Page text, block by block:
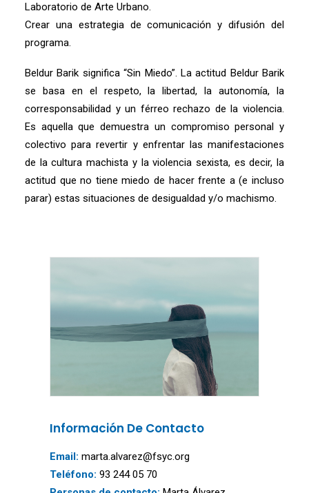
Laboratorio de Arte Urbano.
Crear una estrategia de comunicación y difusión del
programa.
Beldur Barik significa “Sin Miedo”. La actitud Beldur Barik
se basa en el respeto, la libertad, la autonomía, la
corresponsabilidad y un férreo rechazo de la violencia.
Es aquella que demuestra un compromiso personal y
colectivo para revertir y enfrentar las manifestaciones
de la cultura machista y la violencia sexista, es decir, la
actitud que no tiene miedo de hacer frente a (e incluso
parar) estas situaciones de desigualdad y/o machismo.
Información De Contacto
Email: marta.alvarez@fsyc.org
Teléfono: 93 244 05 70